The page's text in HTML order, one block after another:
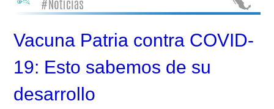
Vacuna Patria contra COVID-
19: Esto sabemos de su
desarrollo